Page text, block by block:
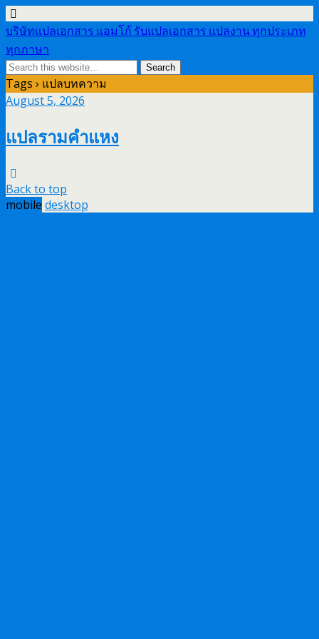
บริษัทแปลเอกสาร แอมโก้ รับแปลเอกสาร แปลงาน ทุกประเภท
ทุกภาษา
Tags › แปลบทความ
August 5, 2026
แปลรามคำแหง
Back to top
mobile desktop